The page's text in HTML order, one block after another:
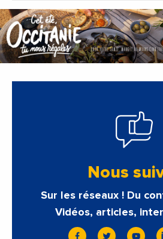
Nous
Sur les réseaux ! Du
Vidéos, articles,